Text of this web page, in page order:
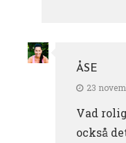
ÅSE
23
Vad
också